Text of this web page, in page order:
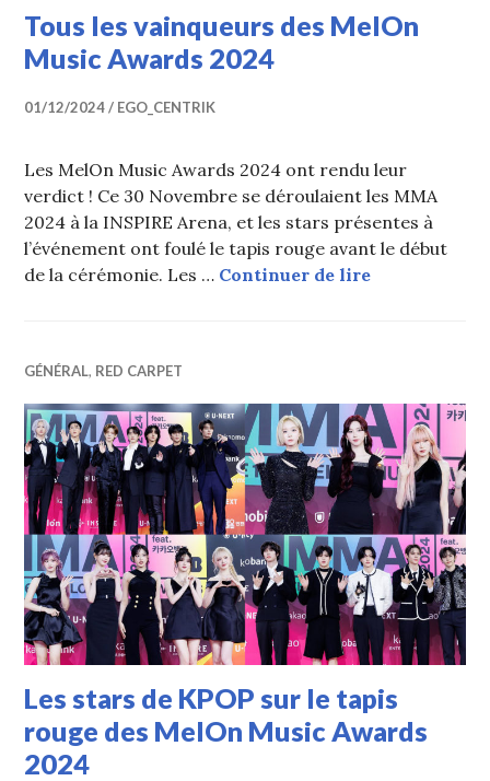
Tous les vainqueurs des MelOn
Music Awards 2024
01/12/2024 EGO_CENTRIK
Les MelOn Music Awards 2024 ont rendu leur
verdict ! Ce 30 Novembre se déroulaient les MMA
2024 à la INSPIRE Arena, et les stars présentes à
l’événement ont foulé le tapis rouge avant le début
de la cérémonie. Les … Continuer de lireTous les
GÉNÉRAL, RED CARPET
Les stars de KPOP sur le tapis
rouge des MelOn Music Awards
2024